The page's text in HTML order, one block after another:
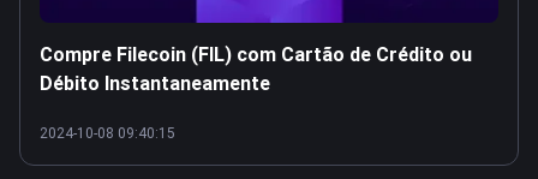
Compre Filecoin (FIL) com Cartão de Crédito ou
Débito Instantaneamente
2024-10-08 09:40:15